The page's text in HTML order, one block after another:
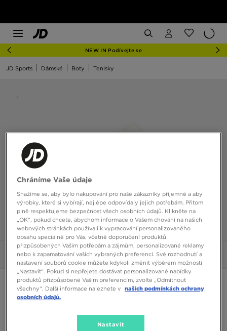
NEW IN Podívejte se
JD Sports Dámské Boty Tenisky
Obrázky 360°
Speciální produkt
NEW BALANCE 9060
Chráníme Vaše údaje
Snažíme se, aby bylo nakupování pro naše zákazníky příjemné a aby
výrobky, které si vybírají, nejlépe odpovídaly jejich potřebám. Přitom
plně respektujeme bezpečnost všech osobních údajů. Klikněte na
„OK“, pokud chcete, abychom informace o Vašem chování na našich
webových stránkách používali k vypracování personalizovaného
obsahu speciálně pro Vás, včetně doporučení produktů
přizpůsobených Vašim potřebám a zájmům, personalizované reklamy
nebo k zapamatování vašich vybraných preferencí. Své rozhodnutí a
nastavení souborů cookie můžete kdykoli změnit výběrem možnosti
„Nastavit“. Pokud si nepřejete dostávat personalizované nabídky
produktů přizpůsobené Vašim preferencím, zvolte „Odmítnout
všechny“. Další informace naleznete v našich podmínkách ochrany
osobních údajů.
Nastavit